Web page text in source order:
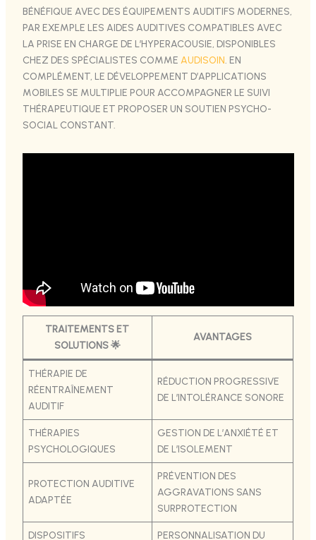
BÉNÉFIQUE AVEC DES ÉQUIPEMENTS AUDITIFS MODERNES,
PAR EXEMPLE LES AIDES AUDITIVES COMPATIBLES AVEC
LA PRISE EN CHARGE DE L’HYPERACOUSIE, DISPONIBLES
CHEZ DES SPÉCIALISTES COMME AUDISOIN. EN
COMPLÉMENT, LE DÉVELOPPEMENT D’APPLICATIONS
MOBILES SE MULTIPLIE POUR ACCOMPAGNER LE SUIVI
THÉRAPEUTIQUE ET PROPOSER UN SOUTIEN PSYCHO-
SOCIAL CONSTANT.
TRAITEMENTS ET
SOLUTIONS 🌟
AVANTAGES
THÉRAPIE DE
RÉENTRAÎNEMENT
AUDITIF
RÉDUCTION PROGRESSIVE
DE L’INTOLÉRANCE SONORE
THÉRAPIES
PSYCHOLOGIQUES
GESTION DE L’ANXIÉTÉ ET
DE L’ISOLEMENT
PROTECTION AUDITIVE
ADAPTÉE
PRÉVENTION DES
AGGRAVATIONS SANS
SURPROTECTION
DISPOSITIFS
PERSONNALISATION DU